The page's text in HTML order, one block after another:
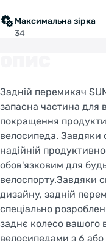
Максимальна зірка
34
Задній перемикач
запасна частина для
покращення
велосипеда. Завдяки
надійній
обов'язковим для
велоспорту.Завдяки
дизайну, задній
спеціально
заднє колесо вашого
велосипедами з 6